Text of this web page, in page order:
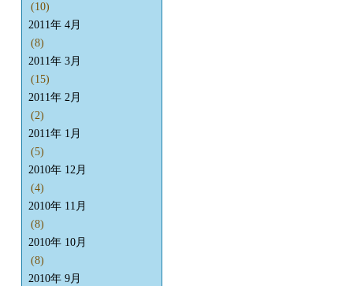
(10)
2011年 4月
(8)
2011年 3月
(15)
2011年 2月
(2)
2011年 1月
(5)
2010年 12月
(4)
2010年 11月
(8)
2010年 10月
(8)
2010年 9月